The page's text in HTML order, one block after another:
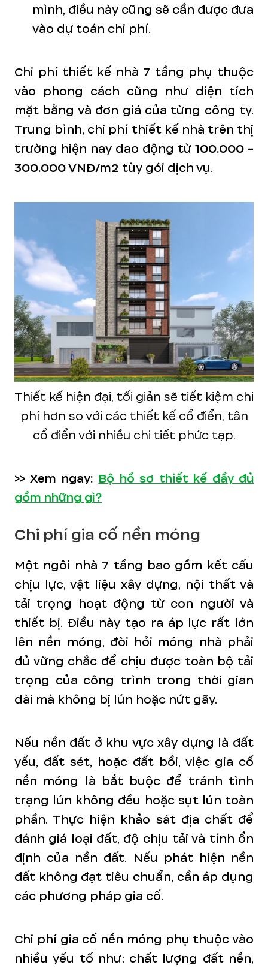
mình, điều này cũng sẽ cần được đưa
vào dự toán chi phí.
Chi phí thiết kế nhà 7 tầng phụ thuộc
vào phong cách cũng như diện tích
mặt bằng và đơn giá của từng công ty.
Trung bình, chi phí thiết kế nhà trên thị
trường hiện nay dao động từ 100.000 -
300.000 VNĐ/m2 tùy gói dịch vụ.
Thiết kế hiện đại, tối giản sẽ tiết kiệm chi
phí hơn so với các thiết kế cổ điển, tân
cổ điển với nhiều chi tiết phức tạp.
>> Xem ngay: Bộ hồ sơ thiết kế đầy đủ
gồm những gì?
Chi phí gia cố nền móng
Một ngôi nhà 7 tầng bao gồm kết cấu
chịu lực, vật liệu xây dựng, nội thất và
tải trọng hoạt động từ con người và
thiết bị. Điều này tạo ra áp lực rất lớn
lên nền móng, đòi hỏi móng nhà phải
đủ vững chắc để chịu được toàn bộ tải
trọng của công trình trong thời gian
dài mà không bị lún hoặc nứt gãy.
Nếu nền đất ở khu vực xây dựng là đất
yếu, đất sét, hoặc đất bồi, việc gia cố
nền móng là bắt buộc để tránh tình
trạng lún không đều hoặc sụt lún toàn
phần. Thực hiện khảo sát địa chất để
đánh giá loại đất, độ chịu tải và tính ổn
định của nền đất. Nếu phát hiện nền
đất không đạt tiêu chuẩn, cần áp dụng
các phương pháp gia cố.
Chi phí gia cố nền móng phụ thuộc vào
nhiều yếu tố như: chất lượng đất nền,